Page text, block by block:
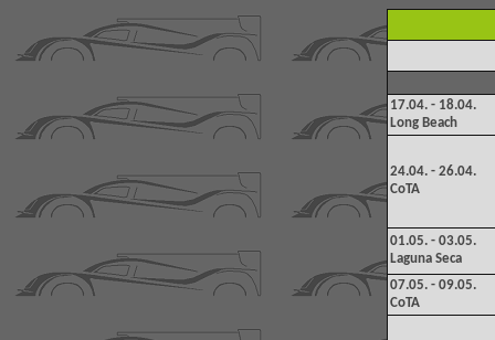
17.04. - 18.04.
Long Beach
24.04. - 26.04.
CoTA
01.05. - 03.05.
Laguna Seca
07.05. - 09.05.
CoTA